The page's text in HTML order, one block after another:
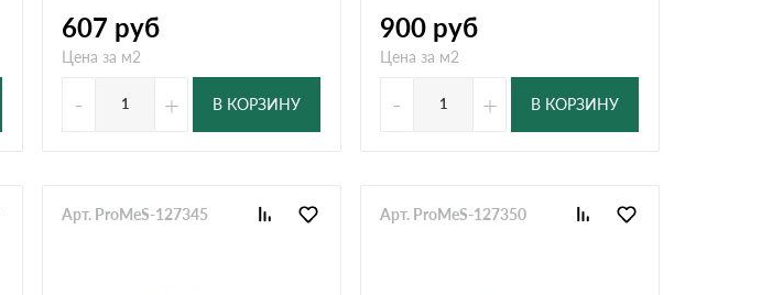
607 руб
Цена за м2
- + В КОРЗИНУ
900 руб
Цена за м2
- + В КОРЗИНУ
Арт. ProMeS-127345 Арт. ProMeS-127350